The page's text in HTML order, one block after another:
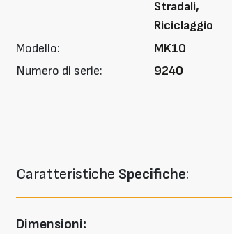
Stradali,
Riciclaggio
Modello: MK10
Numero di serie:
9240
Caratteristiche Specifiche:
Dimensioni: